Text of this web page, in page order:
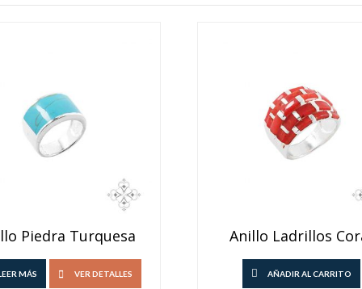
Piedra Turquesa
MÁS VER DETALLES
Anillo Ladrillos
AÑADIR AL CARRITO